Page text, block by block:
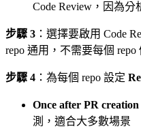
Code Review，因為
步驟 3 ：選擇要啟用 Code
repo 通用，不需要每個 repo
步驟 4 ：為每個 repo 設定
Once after PR creation
測，適合大多數場景